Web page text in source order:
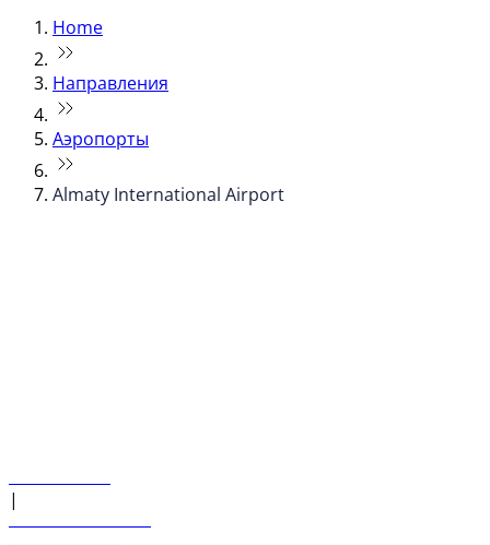
Home
Направления
Аэропорты
Almaty International Airport
|